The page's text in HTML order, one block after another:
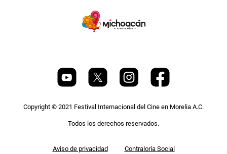
Copyright © 2021 Festival Internacional del Cine en Morelia A.C.
Todos los derechos reservados.
Aviso de privacidad Contraloría Social